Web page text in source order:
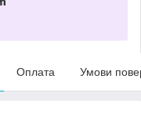
Оплата Умови